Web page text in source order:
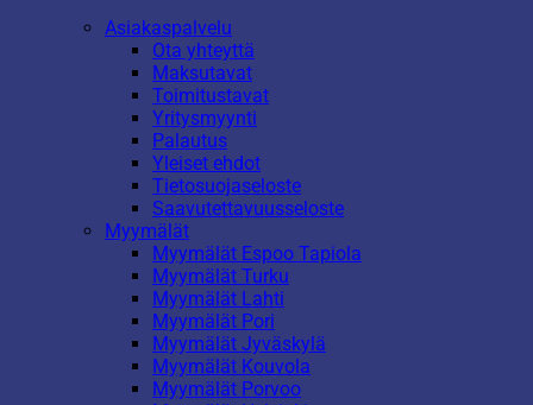
Asiakaspalvelu
Ota yhteyttä
Maksutavat
Toimitustavat
Yritysmyynti
Palautus
Yleiset ehdot
Tietosuojaseloste
Saavutettavuusseloste
Myymälät
Myymälät Espoo Tapiola
Myymälät Turku
Myymälät Lahti
Myymälät Pori
Myymälät Jyväskylä
Myymälät Kouvola
Myymälät Porvoo